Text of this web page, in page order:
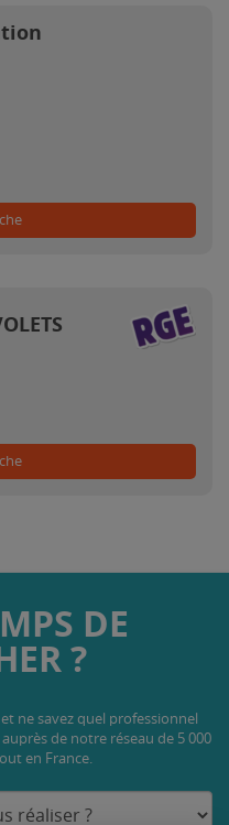
DE
?
ne savez quel professionnel
auprès de notre réseau de 5 000
en France.